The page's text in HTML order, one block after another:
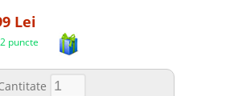
Lei
puncte